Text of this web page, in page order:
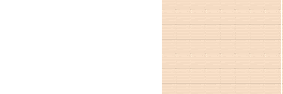
เศร้า จน ความทรงจำหา
ไป!!!
เรื่องเพ้อเจ้อตอนที่ 1